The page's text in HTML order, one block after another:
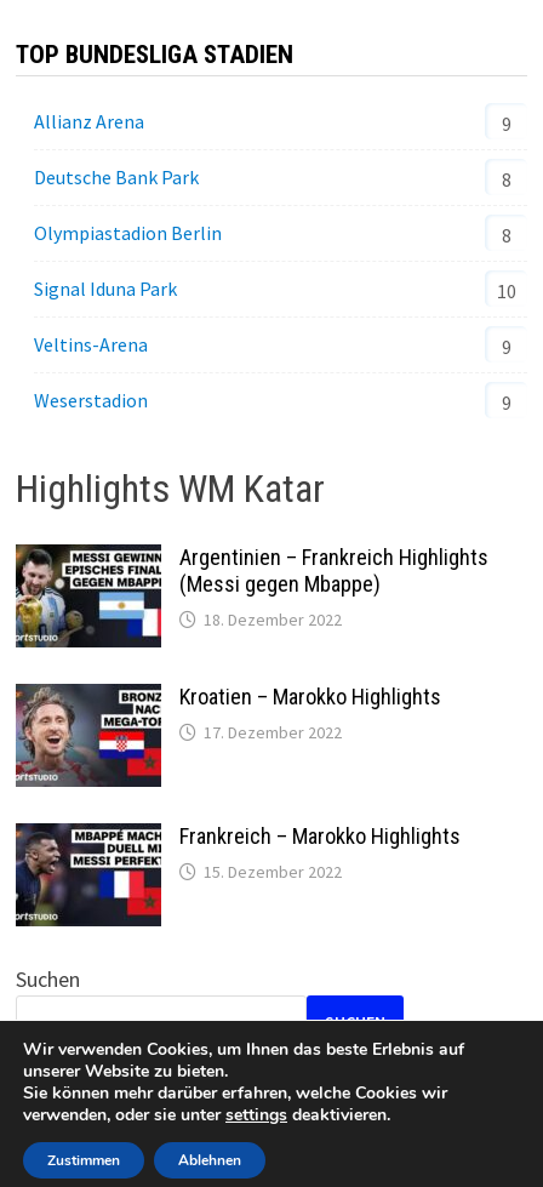
TOP BUNDESLIGA STADIEN
Allianz Arena 9
Deutsche Bank Park 8
Olympiastadion Berlin 8
Signal Iduna Park 10
Veltins-Arena 9
Weserstadion 9
Highlights WM Katar
Argentinien – Frankreich Highlights
(Messi gegen Mbappe)
18. Dezember 2022
Kroatien – Marokko Highlights
17. Dezember 2022
Frankreich – Marokko Highlights
15. Dezember 2022
Suchen
SUCHEN
Datenschutz Impressum
Wir verwenden Cookies, um Ihnen das beste Erlebnis auf
unserer Website zu bieten.
Sie können mehr darüber erfahren, welche Cookies wir
verwenden, oder sie untersettings deaktivieren.
Zustimmen Ablehnen